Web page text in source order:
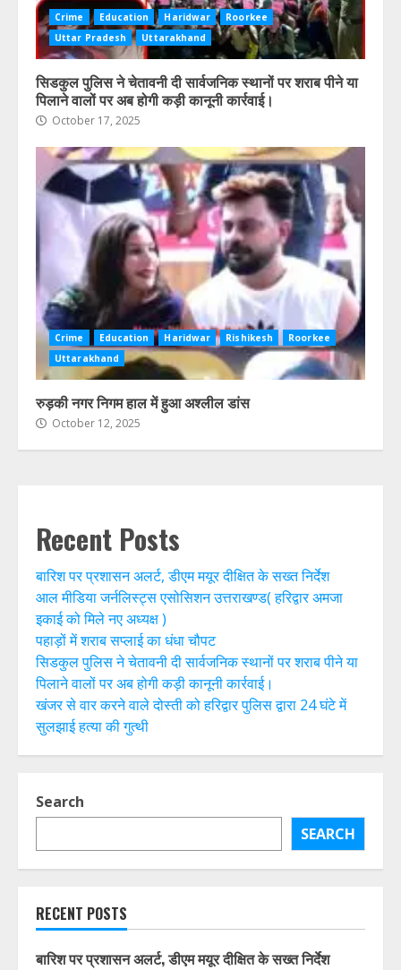
Crime Education Haridwar
Roorkee
Uttar Pradesh
Uttarakhand
सिडकुल पुलिस ने चेतावनी दी सार्वजनिक स्थानों पर शराब पीने या
पिलाने वालों पर अब होगी कड़ी कानूनी कार्रवाई।
October 17, 2025
Crime Education Haridwar Rishikesh
Roorkee
Uttarakhand
रुड़की नगर निगम हाल में हुआ अश्लील डांस
October 12, 2025
Recent Posts
बारिश पर प्रशासन अलर्ट, डीएम मयूर दीक्षित के सख्त निर्देश
आल मीडिया जर्नलिस्ट्स एसोसिशन उत्तराखण्ड( हरिद्वार अमजा
इकाई को मिले नए अध्यक्ष )
पहाड़ों में शराब सप्लाई का धंधा चौपट
सिडकुल पुलिस ने चेतावनी दी सार्वजनिक स्थानों पर शराब पीने या
पिलाने वालों पर अब होगी कड़ी कानूनी कार्रवाई।
खंजर से वार करने वाले दोस्ती को हरिद्वार पुलिस द्वारा 24 घंटे में
सुलझाई हत्या की गुत्थी
Search
SEARCH
RECENT POSTS
बारिश पर प्रशासन अलर्ट, डीएम मयूर दीक्षित के सख्त निर्देश